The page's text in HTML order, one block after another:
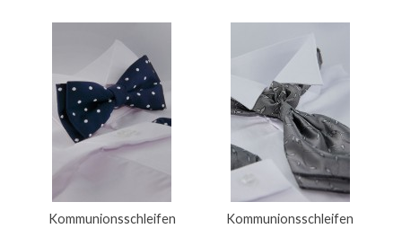
Kommunionsschleifen Kommunionsschleifen